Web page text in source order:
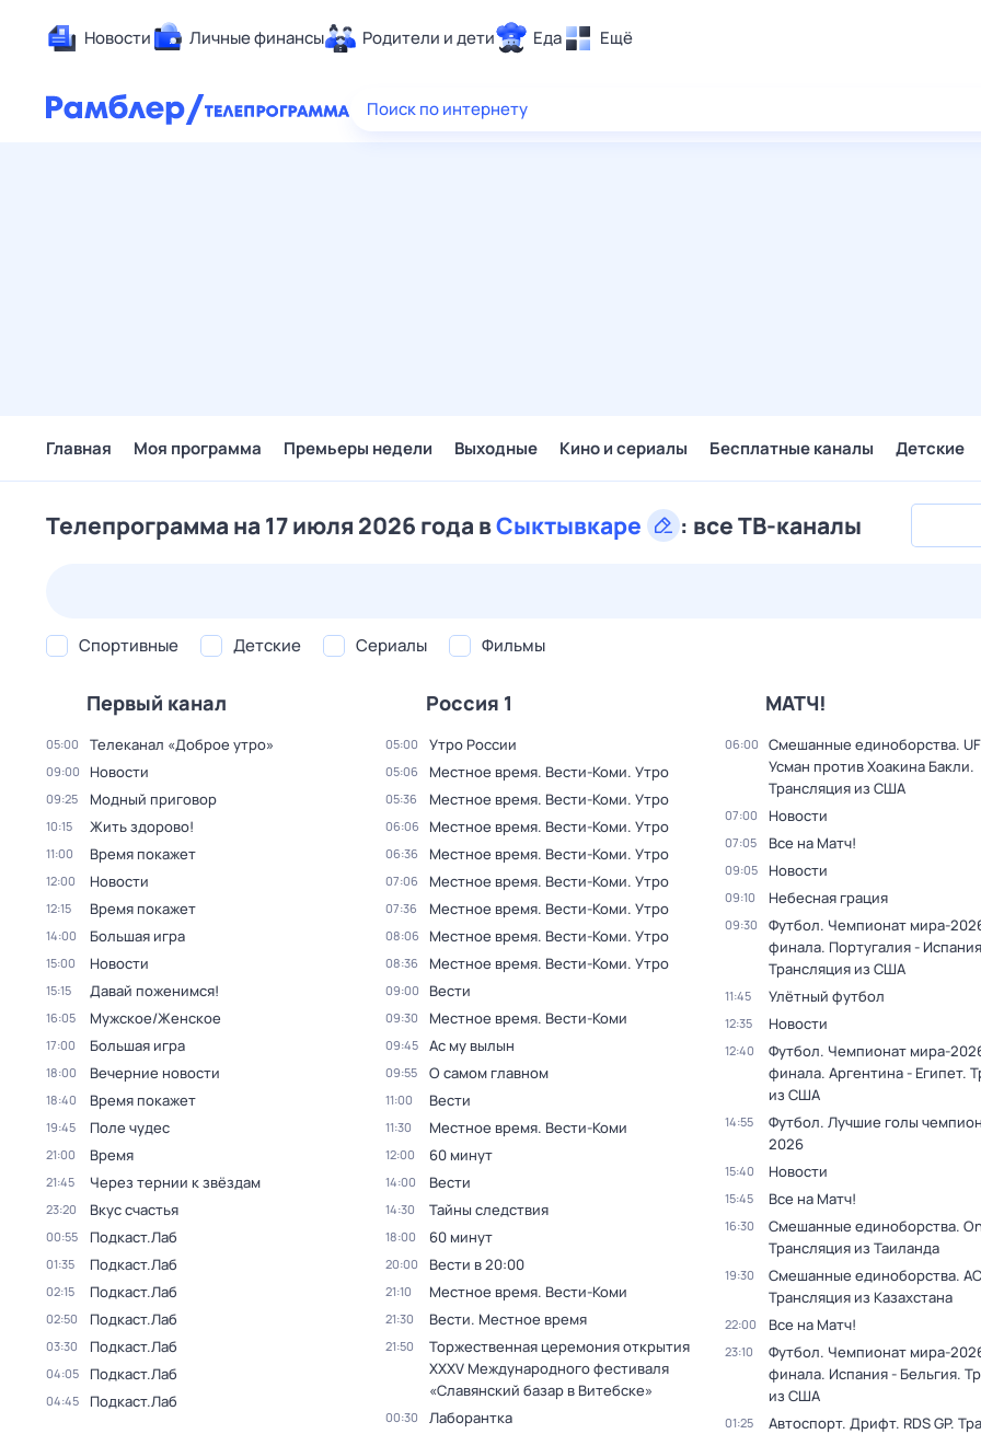
Новости Личные финансы Родители и дети Еда Ещё
Здоровье
Поиск по интернету
Главная Моя программа Премьеры недели Выходные Кино и сериалы Бесплатные каналы Детские
Телепрограмма на 17 июля 2026 года вСыктывкаре : все ТВ-каналы
Спортивные Детские Сериалы Фильмы
Первый канал
05:00 Телеканал «Доброе утро»
09:00 Новости
09:25 Модный приговор
10:15 Жить здорово!
11:00 Время покажет
12:00 Новости
12:15 Время покажет
14:00 Большая игра
15:00 Новости
15:15 Давай поженимся!
16:05 Мужское/Женское
17:00 Большая игра
18:00 Вечерние новости
18:40 Время покажет
19:45 Поле чудес
21:00 Время
21:45 Через тернии к звёздам
23:20 Вкус счастья
00:55 Подкаст.Лаб
01:35 Подкаст.Лаб
02:15 Подкаст.Лаб
02:50 Подкаст.Лаб
03:30 Подкаст.Лаб
04:05 Подкаст.Лаб
04:45 Подкаст.Лаб
Россия 1
05:00 Утро России
05:06 Местное время. Вести-Коми. Утро
05:36 Местное время. Вести-Коми. Утро
06:06 Местное время. Вести-Коми. Утро
06:36 Местное время. Вести-Коми. Утро
07:06 Местное время. Вести-Коми. Утро
07:36 Местное время. Вести-Коми. Утро
08:06 Местное время. Вести-Коми. Утро
08:36 Местное время. Вести-Коми. Утро
09:00 Вести
09:30 Местное время. Вести-Коми
09:45 Ас му вылын
09:55 О самом главном
11:00 Вести
11:30 Местное время. Вести-Коми
12:00 60 минут
14:00 Вести
14:30 Тайны следствия
18:00 60 минут
20:00 Вести в 20:00
21:10 Местное время. Вести-Коми
21:30 Вести. Местное время
21:50
Торжественная церемония открытия
XXXV Международного фестиваля
«Славянский базар в Витебске»
00:30 Лаборантка
МАТЧ!
06:00
Смешанные единоборства.
Усман против Хоакина Бакли.
Трансляция из США
07:00 Новости
07:05 Все на Матч!
09:05 Новости
09:10 Небесная грация
09:30
Футбол. Чемпионат мира-
финала. Португалия -
Трансляция из США
11:45 Улётный футбол
12:35 Новости
12:40
Футбол. Чемпионат мира-
финала. Аргентина - Египет.
из США
14:55
Футбол. Лучшие голы
2026
15:40 Новости
15:45 Все на Матч!
16:30
Смешанные единоборства.
Трансляция из Таиланда
19:30
Смешанные единоборства.
Трансляция из Казахстана
22:00 Все на Матч!
23:10
Футбол. Чемпионат мира-
финала. Испания - Бельгия.
из США
01:25
Автоспорт. Дрифт. RDS GP.